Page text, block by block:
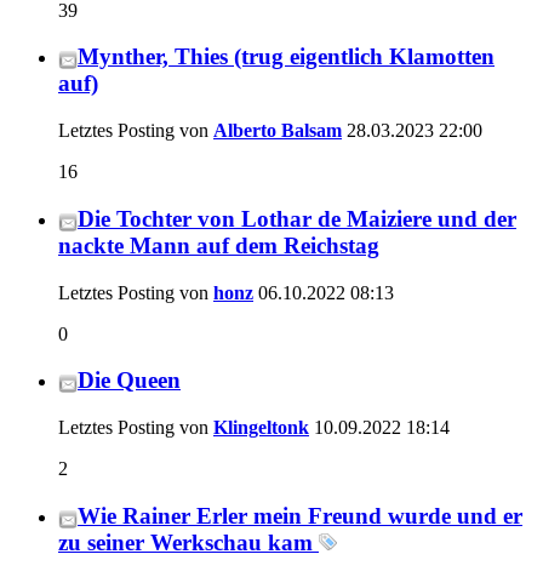
39
Mynther, Thies (trug eigentlich Klamotten
auf)
Letztes Posting von Alberto Balsam 28.03.2023 22:00
16
Die Tochter von Lothar de Maiziere und der
nackte Mann auf dem Reichstag
Letztes Posting von honz 06.10.2022 08:13
0
Die Queen
Letztes Posting von Klingeltonk 10.09.2022 18:14
2
Wie Rainer Erler mein Freund wurde und er
zu seiner Werkschau kam